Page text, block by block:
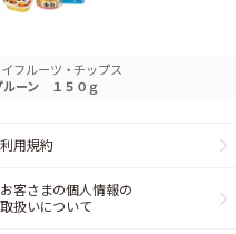
イフルーツ・チップス
ーン １５０ｇ
利用規約
お客さまの個人情報の
取扱いについて